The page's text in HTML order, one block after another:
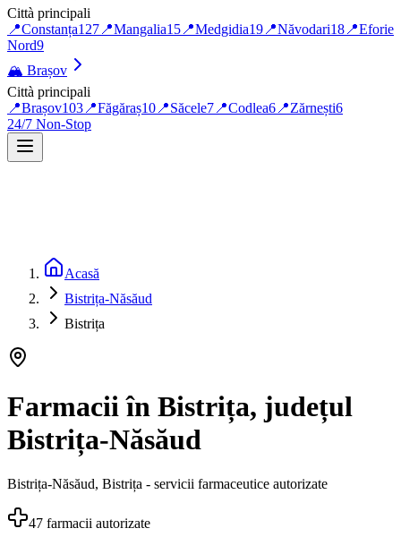
Città principali
📍Constanța127 📍Mangalia15 📍Medgidia19 📍Năvodari18 📍Eforie
Nord9
🏔️ Brașov
Città principali
📍Brașov103 📍Făgăraș10 📍Săcele7 📍Codlea6 📍Zărnești6
24/7 Non-Stop
Acasă
Bistrița-Năsăud
Bistrița
Farmacii în Bistrița, județul
Bistrița-Năsăud
Bistrița-Năsăud, Bistrița - servicii farmaceutice autorizate
47 farmacii autorizate